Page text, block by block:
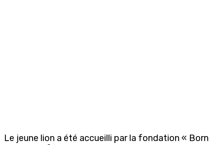
Le jeune lion a été accueilli par la fondation « Born